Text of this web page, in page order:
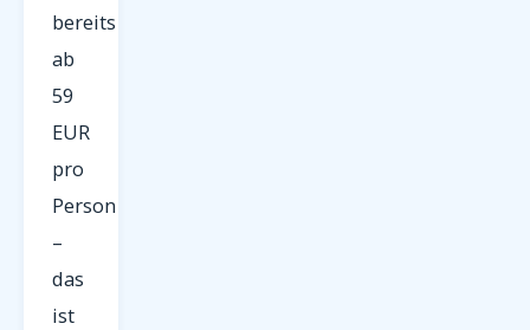
bereits
ab
59
EUR
pro
Person
–
das
ist